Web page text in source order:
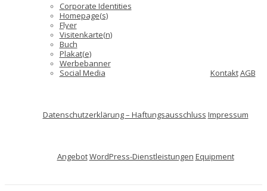
Corporate Identities
Homepage(s)
Flyer
Visitenkarte(n)
Buch
Plakat(e)
Werbebanner
Social Media
KontaktAGB
Datenschutzerklärung – Haftungsausschluss Impressum
AngebotWordPress-Dienstleistungen Equipment